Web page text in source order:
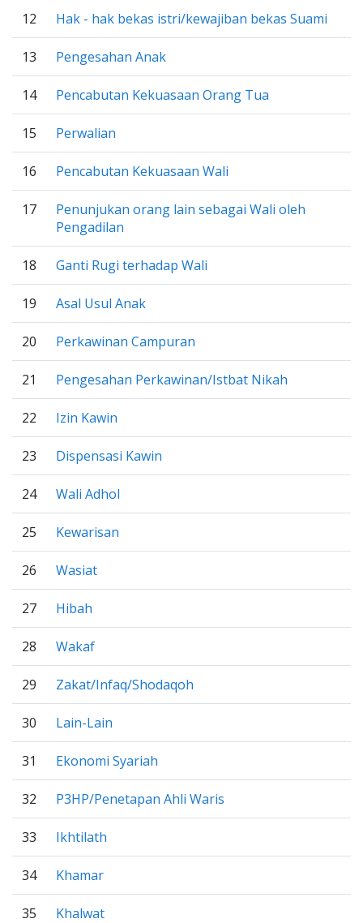
12 Hak - hak bekas istri/kewajiban bekas Suami
13 Pengesahan Anak
14 Pencabutan Kekuasaan Orang Tua
15 Perwalian
16 Pencabutan Kekuasaan Wali
17
Penunjukan orang lain sebagai Wali oleh
Pengadilan
18 Ganti Rugi terhadap Wali
19 Asal Usul Anak
20 Perkawinan Campuran
21 Pengesahan Perkawinan/Istbat Nikah
22 Izin Kawin
23 Dispensasi Kawin
24 Wali Adhol
25 Kewarisan
26 Wasiat
27 Hibah
28 Wakaf
29 Zakat/Infaq/Shodaqoh
30 Lain-Lain
31 Ekonomi Syariah
32 P3HP/Penetapan Ahli Waris
33 Ikhtilath
34 Khamar
35 Khalwat